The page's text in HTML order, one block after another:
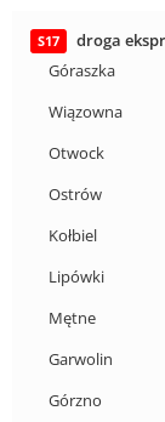
S17
droga
Góraszka
Wiązowna
Otwock
Ostrów
Kołbiel
Lipówki
Mętne
Garwolin
Górzno